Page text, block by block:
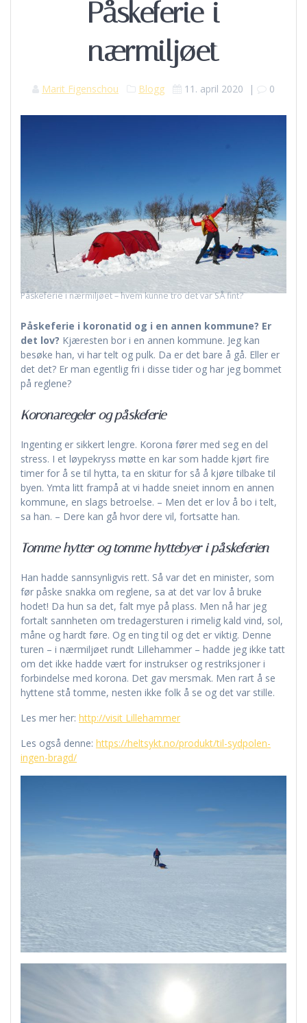
Påskeferie i
nærmiljøet
Marit Figenschou Blogg 11. april 2020 | 0
Påskeferie i nærmiljøet – hvem kunne tro det var SÅ fint?
Påskeferie i koronatid og i en annen kommune? Er
det lov? Kjæresten bor i en annen kommune. Jeg kan
besøke han, vi har telt og pulk. Da er det bare å gå. Eller er
det det? Er man egentlig fri i disse tider og har jeg bommet
på reglene?
Koronaregeler og påskeferie
Ingenting er sikkert lengre. Korona fører med seg en del
stress. I et løypekryss møtte en kar som hadde kjørt fire
timer for å se til hytta, ta en skitur for så å kjøre tilbake til
byen. Ymta litt frampå at vi hadde sneiet innom en annen
kommune, en slags betroelse. – Men det er lov å bo i telt,
sa han. – Dere kan gå hvor dere vil, fortsatte han.
Tomme hytter og tomme hyttebyer i påskeferien
Han hadde sannsynligvis rett. Så var det en minister, som
før påske snakka om reglene, sa at det var lov å bruke
hodet! Da hun sa det, falt mye på plass. Men nå har jeg
fortalt sannheten om tredagersturen i rimelig kald vind, sol,
måne og hardt føre. Og en ting til og det er viktig. Denne
turen – i nærmiljøet rundt Lillehammer – hadde jeg ikke tatt
om det ikke hadde vært for instrukser og restriksjoner i
forbindelse med korona. Det gav mersmak. Men rart å se
hyttene stå tomme, nesten ikke folk å se og det var stille.
Les mer her: http://visit Lillehammer
Les også denne: https://heltsykt.no/produkt/til-sydpolen-
ingen-bragd/